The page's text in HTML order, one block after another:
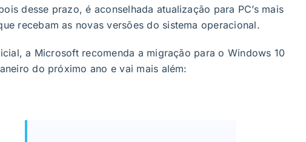
desse prazo, é aconselhada atualização para PC’s mais
recebam as novas versões do sistema operacional.
a Microsoft recomenda a migração para o Windows 10
do próximo ano e vai mais além: